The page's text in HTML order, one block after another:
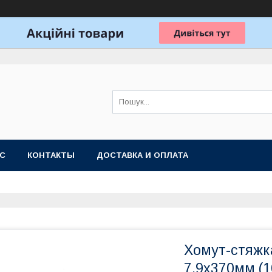
КОНТАКТЫ ДОСТАВКА И ОПЛАТА
Хомут-
7.9х370мм